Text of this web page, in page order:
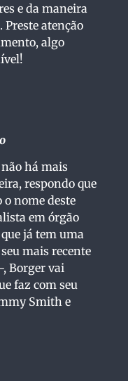
e da maneira
Preste atenção
algo
há mais
respondo que
nome deste
em órgão
que já tem uma
mais recente
-, Borger vai
faz com seu
Smith e